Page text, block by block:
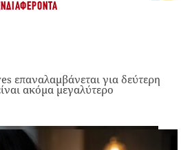
επαναλαμβάνεται για δεύτερη
ακόμα μεγαλύτερο